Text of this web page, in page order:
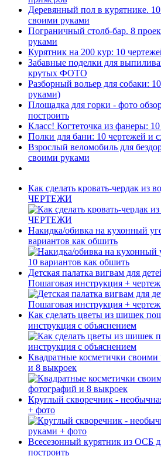
Деревянный пол в курятнике.
своими руками
Пограничный столб-бар. 8
руками
Курятник на 200 кур: 10
Забавные поделки для
крутых ФОТО
Разборный вольер для собаки:
руками)
Площадка для горки - фото
построить
Класс! Когтеточка из фанеры:
Полки для бани: 10 чертежей и
Взрослый веломобиль для
своими руками
Как сделать кровать-чердак из
ЧЕРТЕЖИ
Накидка/обивка на кухонный
вариантов как обшить
Детская палатка вигвам для
Пошаговая инструкция +
Как сделать цветы из шишек
инструкция с объяснением
Квадратные косметички
и 8 выкроек
Круглый скворечник -
+ фото
Всесезонный курятник из ОСБ
построить